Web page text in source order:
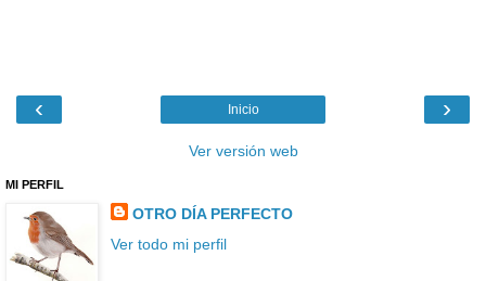
‹ ›
Inicio
Ver versión web
MI PERFIL
OTRO DÍA PERFECTO
Ver todo mi perfil